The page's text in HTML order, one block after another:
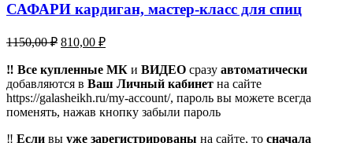
САФАРИ кардиган, мастер-класс для спиц
1150,00₽ Первоначальная
составляла
1150,00 ₽.
810,00 ₽Текущая
810,00 ₽.
‼️ Все купленные МК и ВИДЕО сразу автоматически
добавляются в Ваш Личный кабинет на сайте
https://galasheikh.ru/my-account/, пароль вы можете всегда
поменять, нажав кнопку забыли пароль
‼️ Если вы уже зарегистрированы на сайте, то сначала